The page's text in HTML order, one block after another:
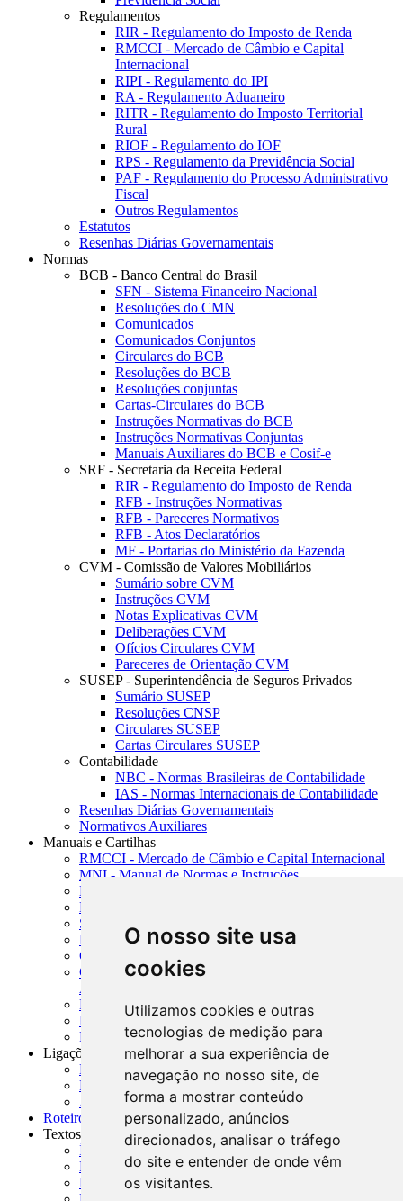
O nosso site usa
cookies
Utilizamos cookies e outras
tecnologias de medição para
melhorar a sua experiência de
navegação no nosso site, de
forma a mostrar conteúdo
personalizado, anúncios
direcionados, analisar o tráfego
do site e entender de onde vêm
os visitantes.
Regulamentos
RIR - Regulamento do Imposto de Renda
RMCCI - Mercado de Câmbio e Capital
Internacional
RIPI - Regulamento do IPI
RA - Regulamento Aduaneiro
RITR - Regulamento do Imposto Territorial
Rural
RIOF - Regulamento do IOF
RPS - Regulamento da Previdência Social
PAF - Regulamento do Processo Administrativo
Fiscal
Outros Regulamentos
Estatutos
Resenhas Diárias Governamentais
Normas
BCB - Banco Central do Brasil
SFN - Sistema Financeiro Nacional
Resoluções do CMN
Comunicados
Comunicados Conjuntos
Circulares do BCB
Resoluções do BCB
Resoluções conjuntas
Cartas-Circulares do BCB
Instruções Normativas do BCB
Instruções Normativas Conjuntas
Manuais Auxiliares do BCB e Cosif-e
SRF - Secretaria da Receita Federal
RIR - Regulamento do Imposto de Renda
RFB - Instruções Normativas
RFB - Pareceres Normativos
RFB - Atos Declaratórios
MF - Portarias do Ministério da Fazenda
CVM - Comissão de Valores Mobiliários
Sumário sobre CVM
Instruções CVM
Notas Explicativas CVM
Deliberações CVM
Ofícios Circulares CVM
Pareceres de Orientação CVM
SUSEP - Superintendência de Seguros Privados
Sumário SUSEP
Resoluções CNSP
Circulares SUSEP
Cartas Circulares SUSEP
Contabilidade
NBC - Normas Brasileiras de Contabilidade
IAS - Normas Internacionais de Contabilidade
Resenhas Diárias Governamentais
Normativos Auxiliares
Manuais e Cartilhas
RMCCI - Mercado de Câmbio e Capital Internacional
MNI - Manual de Normas e Instruções
MTVM - Manual de Títulos e Valores Mobiliários
MCR - Manual de Crédito Rural
SISORF - Manual de Organização do SFN
MASUP - Manual de Supervisão Bancária
CADOC - Catálogo de Documentos
CNAE-CONCLA - Classificação Nacional de
Atividades Econômicas
PMF - Cartilhas do BCB
Manuais Auxiliares do BCB e Cosif-e
Resenhas Diárias Governamentais
Ligações Externas
Links Úteis
Presidência da República
Agências Nacionais Reguladoras
Roteiros para Estudos
Textos
Índice de Textos
Editorial
Monografias